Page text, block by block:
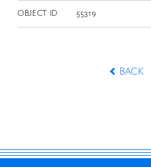
OBJECT ID 55319
BACK